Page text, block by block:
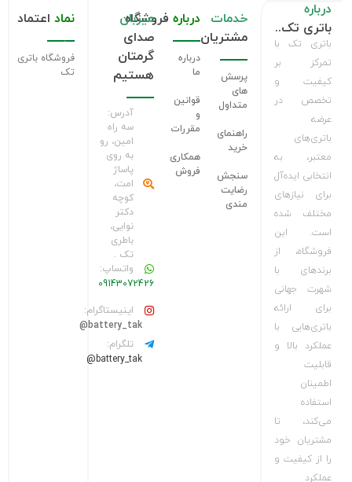
درباره
باتری تک..
باتری تک با
تمرکز بر
کیفیت و
تخصص در
عرضه
باتری‌های
معتبر، به
انتخابی ایده‌آل
برای نیازهای
مختلف شده
است. این
فروشگاه، از
برندهای با
شهرت جهانی
برای ارائه
باتری‌هایی با
عملکرد بالا و
قابلیت
اطمینان
استفاده
می‌کند، تا
مشتریان خود
را از کیفیت و
عملکرد
خدمات
مشتریان
پرسش
های
متداول
راهنمای
خرید
سنجش
رضایت
مندی
درباره فروشگاه
درباره
ما
قوانین
و
مقررات
همکاری
فروش
میزبان
صدای
گرمتان
هستیم
آدرس:
سه راه
امین، رو
به روی
پاساژ
امت،
کوچه
دکتر
نوایی،
باطری
تک .
واتساپ:
09143072426
اینیستاگرام:
battery_tak@
تلگرام:
battery_tak@
نماد اعتماد
فروشگاه باتری
تک